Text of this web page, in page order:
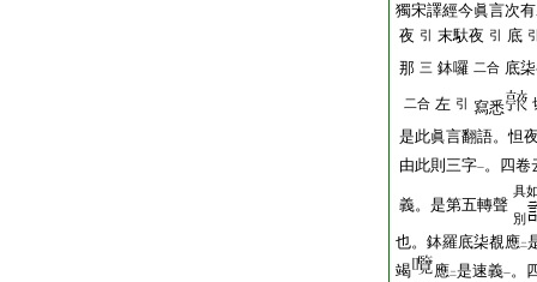
獨宋譯經今眞言次有
夜 引 末馱夜 引 底
那 三 鉢囉 二合 底
二合 左 引 寫悉
是此眞言翻語。怛
由此則三字一。四卷
義。是第五轉聲
具
別
也。鉢羅底柒覩應二
竭
應二是速義一。